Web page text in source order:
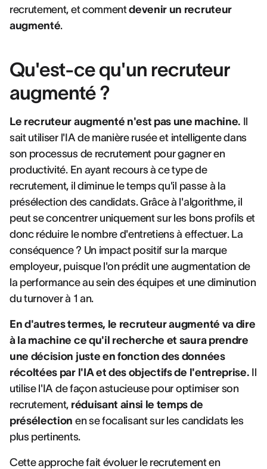
recrutement, et commentdevenir un recruteur
augmenté.
Qu'est-ce qu'un recruteur
augmenté ?
Le recruteur augmenté n'est pas une machine. Il
sait utiliser l'IA de manière rusée et intelligente dans
son processus de recrutement pour gagner en
productivité. En ayant recours à ce type de
recrutement, il diminue le temps qu'il passe à la
présélection des candidats. Grâce à l'algorithme, il
peut se concentrer uniquement sur les bons profils et
donc réduire le nombre d'entretiens à effectuer. La
conséquence ? Un impact positif sur la marque
employeur, puisque l'on prédit une augmentation de
la performance au sein des équipes et une diminution
du turnover à 1 an.
En d'autres termes, le recruteur augmenté va dire
à la machine ce qu'il recherche et saura prendre
une décision juste en fonction des données
récoltées par l'IA et des objectifs de l'entreprise. Il
utilise l'IA de façon astucieuse pour optimiser son
recrutement, réduisant ainsi le temps de
présélection en se focalisant sur les candidats les
plus pertinents.
Cette approche fait évoluer le recrutement en